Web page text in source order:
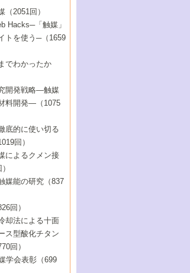
ィンに向けた重合
ための触媒および
研究の未来展望1：
ける計算化学の進
媒研究の未来展望
物質―新たな触媒
かした触媒研究
めの触媒技術の新
媒技術
と応用
化学プロセスの新
触媒反応
の触媒作用
の展開に寄与する
た新しい表面現象
の新たな展
のか？
処理技術
来─第90回触媒討論
媒技術
媒技術
術
の化学
化学の新展開
能化
/情報
媒化学の現状と未
ーと触媒
集号
ロセス
媒化学
しい切り口：コン
ー
集号
究のブレークスル
て使ってみません
を拓く
どのように伝える
しい展開
性を目指した金属
な空間とその利用-
線
開
る
媒
応用と展望
創立40周年記念・触
これから/創立40周
さそい
測
と触媒
媒反応-その特徴と
実用化研究
した触媒調製
しい展開
用/C1化学を中心と
:金・銀・銅はどん
能の複合化
究者
への触媒研究の展
21世紀への触媒
と固体触媒
媒
展開
クリスタル触媒の
ュアル―探索から工
て―着想と展開
測
この研究
媒―新しい展開と応
マニュアル―探索か
おきたいこと PartII
研究の飛躍をめざ
げよう
・材料設計
（2051回）
Hacks─「触媒」
トを使う─（1659
でわかったか
開発戦略―触媒
料開発―（1075
底的に使い切る
回）
によるクメン接
媒能の研究（837
回）
却法による十面
ス型酸化チタン
回）
学会表彰（699